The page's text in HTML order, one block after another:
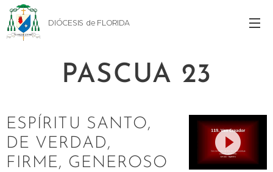
DIÓCESIS de FLORIDA
PASCUA 23
ESPÍRITU SANTO,
DE VERDAD,
FIRME, GENEROSO